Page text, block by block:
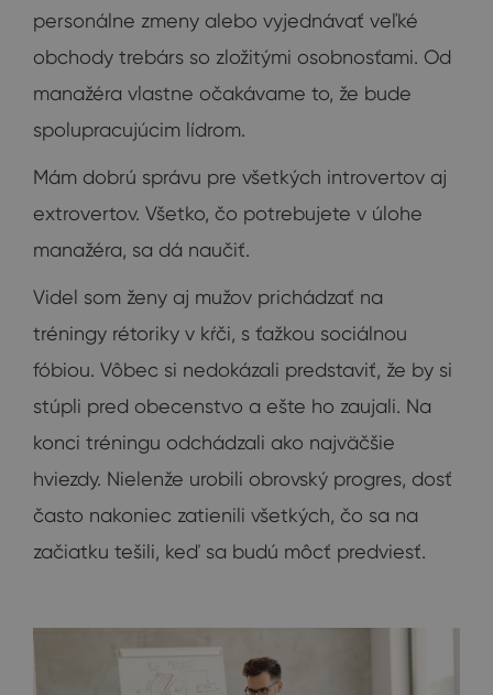
personálne zmeny alebo vyjednávať veľké
obchody trebárs so zložitými osobnosťami. Od
manažéra vlastne očakávame to, že bude
spolupracujúcim lídrom.
Mám dobrú správu pre všetkých introvertov aj
extrovertov. Všetko, čo potrebujete v úlohe
manažéra, sa dá naučiť.
Videl som ženy aj mužov prichádzať na
tréningy rétoriky v kŕči, s ťažkou sociálnou
fóbiou. Vôbec si nedokázali predstaviť, že by si
stúpli pred obecenstvo a ešte ho zaujali. Na
konci tréningu odchádzali ako najväčšie
hviezdy. Nielenže urobili obrovský progres, dosť
často nakoniec zatienili všetkých, čo sa na
začiatku tešili, keď sa budú môcť predviesť.